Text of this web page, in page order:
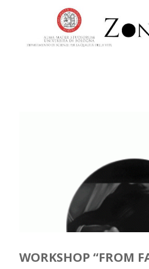
WORKSHOP “FROM